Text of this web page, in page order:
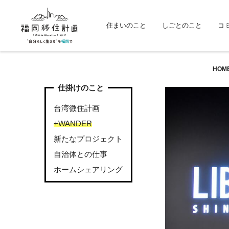
住まいのこと しごとのこと コ
仕掛けのこと
台湾微住計画
+WANDER
新たなプロジェクト
自治体との仕事
ホームシェアリング